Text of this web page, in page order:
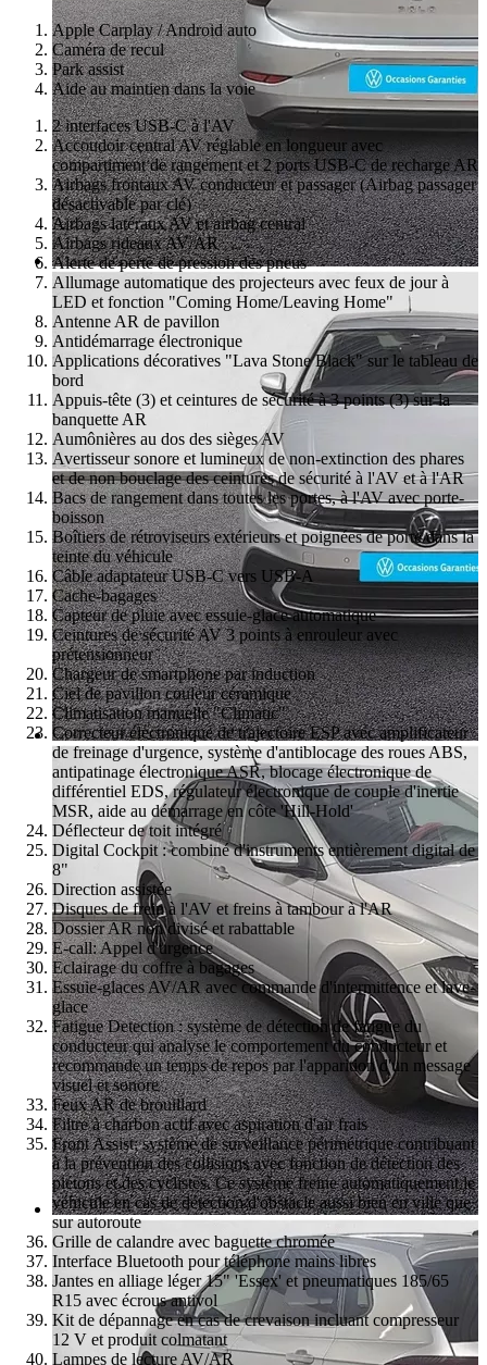
Apple Carplay / Android auto
Caméra de recul
Park assist
Aide au maintien dans la voie
2 interfaces USB-C à l'AV
Accoudoir central AV réglable en longueur avec
compartiment de rangement et 2 ports USB-C de recharge AR
Airbags frontaux AV conducteur et passager (Airbag passager
désactivable par clé)
Airbags latéraux AV et airbag central
Airbags rideaux AV/AR
Alerte de perte de pression des pneus
Allumage automatique des projecteurs avec feux de jour à
LED et fonction "Coming Home/Leaving Home"
Antenne AR de pavillon
Antidémarrage électronique
Applications décoratives "Lava Stone Black" sur le tableau de
bord
Appuis-tête (3) et ceintures de sécurité à 3 points (3) sur la
banquette AR
Aumônières au dos des sièges AV
Avertisseur sonore et lumineux de non-extinction des phares
et de non bouclage des ceintures de sécurité à l'AV et à l'AR
Bacs de rangement dans toutes les portes, à l'AV avec porte-
boisson
Boîtiers de rétroviseurs extérieurs et poignées de porte dans la
teinte du véhicule
Câble adaptateur USB-C vers USB-A
Cache-bagages
Capteur de pluie avec essuie-glace automatique
Ceintures de sécurité AV 3 points à enrouleur avec
prétensionneur
Chargeur de smartphone par induction
Ciel de pavillon couleur céramique
Climatisation manuelle "Climatic"
Correcteur électronique de trajectoire ESP avec amplificateur
de freinage d'urgence, système d'antiblocage des roues ABS,
antipatinage électronique ASR, blocage électronique de
différentiel EDS, régulateur électronique de couple d'inertie
MSR, aide au démarrage en côte 'Hill-Hold'
Déflecteur de toit intégré
Digital Cockpit : combiné d'instruments entièrement digital de
8"
Direction assistée
Disques de frein à l'AV et freins à tambour à l'AR
Dossier AR non divisé et rabattable
E-call: Appel d'urgence
Eclairage du coffre à bagages
Essuie-glaces AV/AR avec commande d'intermittence et lave-
glace
Fatigue Detection : système de détection de fatigue du
conducteur qui analyse le comportement du conducteur et
recommande un temps de repos par l'apparition d'un message
visuel et sonore
Feux AR de brouillard
Filtre à charbon actif avec aspiration d'air frais
Front Assist: système de surveillance périmétrique contribuant
à la prévention des collisions avec fonction de détection des
piétons et des cyclistes. Ce système freine automatiquement le
véhicule en cas de détection d'obstacle aussi bien en ville que
sur autoroute
Grille de calandre avec baguette chromée
Interface Bluetooth pour téléphone mains libres
Jantes en alliage léger 15" 'Essex' et pneumatiques 185/65
R15 avec écrous antivol
Kit de dépannage en cas de crevaison incluant compresseur
12 V et produit colmatant
Lampes de lecture AV/AR